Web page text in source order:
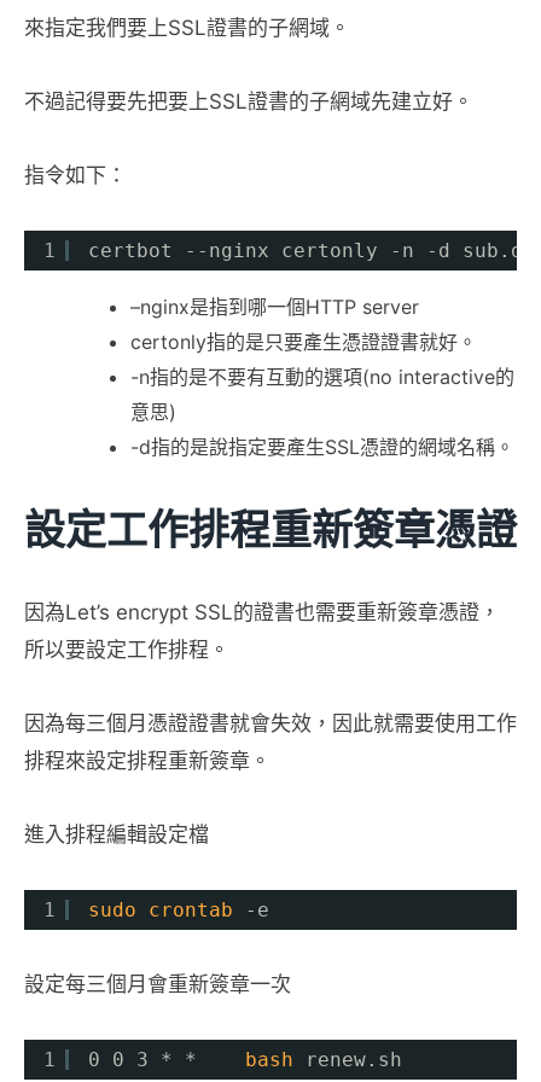
來指定我們要上SSL證書的子網域。
不過記得要先把要上SSL證書的子網域先建立好。
指令如下：
1 certbot --nginx certonly -n -d
–nginx是指到哪一個HTTP server
certonly指的是只要產生憑證證書就好。
-n指的是不要有互動的選項(no interactive的
意思)
-d指的是說指定要產生SSL憑證的網域名稱。
設定工作排程重新簽章憑證
因為Let’s encrypt SSL的證書也需要重新簽章憑證，
所以要設定工作排程。
因為每三個月憑證證書就會失效，因此就需要使用工作
排程來設定排程重新簽章。
進入排程編輯設定檔
1 sudo crontab -e
設定每三個月會重新簽章一次
1 0 0 3 * * bash renew.sh